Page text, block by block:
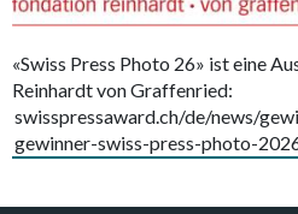
«Swiss Press Photo 26» ist eine
Reinhardt von Graffenried:
swisspressaward.ch/de/news/
gewinner-swiss-press-photo-